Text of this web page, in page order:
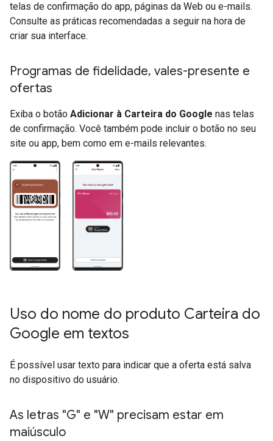
telas de confirmação do app, páginas da Web ou e-mails.
Consulte as práticas recomendadas a seguir na hora de
criar sua interface.
Programas de fidelidade, vales-presente e
ofertas
Exiba o botão Adicionar à Carteira do Google nas telas
de confirmação. Você também pode incluir o botão no seu
site ou app, bem como em e-mails relevantes.
Uso do nome do produto Carteira do
Google em textos
É possível usar texto para indicar que a oferta está salva
no dispositivo do usuário.
As letras "G" e "W" precisam estar em
maiúsculo